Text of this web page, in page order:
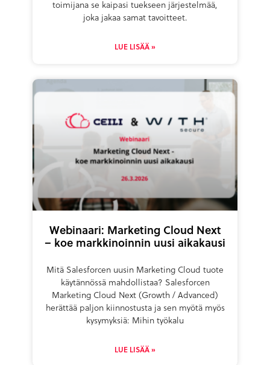
toimijana se kaipasi tuekseen järjestelmää,
joka jakaa samat tavoitteet.
LUE LISÄÄ »
Webinaari: Marketing Cloud Next
– koe markkinoinnin uusi aikakausi
Mitä Salesforcen uusin Marketing Cloud tuote
käytännössä mahdollistaa? Salesforcen
Marketing Cloud Next (Growth / Advanced)
herättää paljon kiinnostusta ja sen myötä myös
kysymyksiä: Mihin työkalu
LUE LISÄÄ »